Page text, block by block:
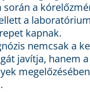
során a
a
kapnak.
nemcsak a
javítja, hanem a